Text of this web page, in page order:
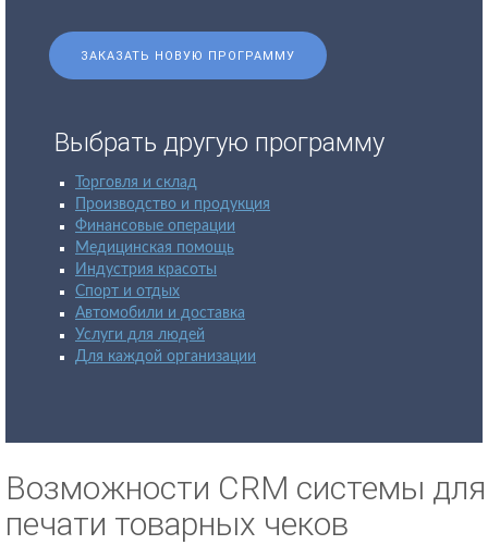
ЗАКАЗАТЬ НОВУЮ ПРОГРАММУ
Выбрать другую программу
Торговля и склад
Производство и продукция
Финансовые операции
Медицинская помощь
Индустрия красоты
Спорт и отдых
Автомобили и доставка
Услуги для людей
Для каждой организации
Возможности CRM системы для
печати товарных чеков